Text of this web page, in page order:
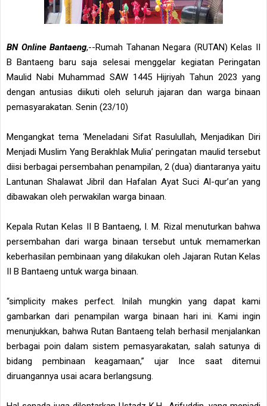
BN Online Bantaeng,--Rumah Tahanan Negara (RUTAN) Kelas II
B Bantaeng baru saja selesai menggelar kegiatan Peringatan
Maulid Nabi Muhammad SAW 1445 Hijriyah Tahun 2023 yang
dengan antusias diikuti oleh seluruh jajaran dan warga binaan
pemasyarakatan. Senin (23/10)
Mengangkat tema ‘Meneladani Sifat Rasulullah, Menjadikan Diri
Menjadi Muslim Yang Berakhlak Mulia’ peringatan maulid tersebut
diisi berbagai persembahan penampilan, 2 (dua) diantaranya yaitu
Lantunan Shalawat Jibril dan Hafalan Ayat Suci Al-qur’an yang
dibawakan oleh perwakilan warga binaan.
Kepala Rutan Kelas II B Bantaeng, I. M. Rizal menuturkan bahwa
persembahan dari warga binaan tersebut untuk memamerkan
keberhasilan pembinaan yang dilakukan oleh Jajaran Rutan Kelas
II B Bantaeng untuk warga binaan.
“simplicity makes perfect. Inilah mungkin yang dapat kami
gambarkan dari penampilan warga binaan hari ini. Kami ingin
menunjukkan, bahwa Rutan Bantaeng telah berhasil menjalankan
berbagai poin dalam sistem pemasyarakatan, salah satunya di
bidang pembinaan keagamaan,” ujar Ince saat ditemui
diruangannya usai acara berlangsung.